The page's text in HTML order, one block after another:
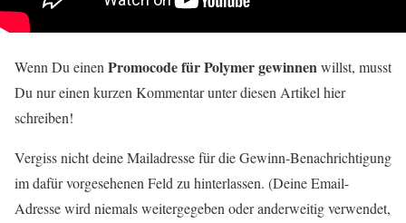
Wenn Du einenPromocode für Polymer gewinnenwillst, musst
Du nur einen kurzen Kommentar unter diesen Artikel hier
schreiben!
Vergiss nicht deine Mailadresse für die Gewinn-Benachrichtigung
im dafür vorgesehenen Feld zu hinterlassen. (Deine Email-
Adresse wird niemals weitergegeben oder anderweitig verwendet,